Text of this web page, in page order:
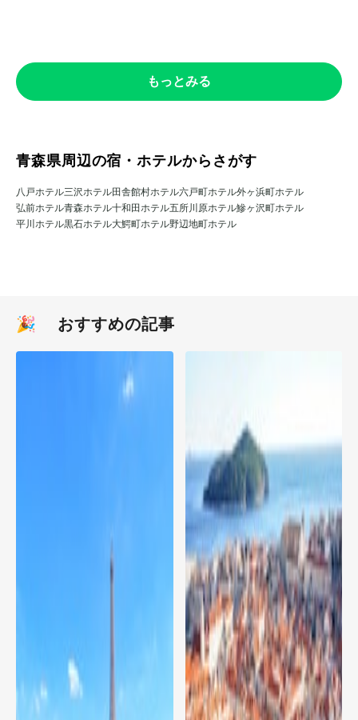
もっとみる
青森県周辺の宿・ホテルからさがす
八戸ホテル三沢ホテル田舎館村ホテル六戸町ホテル外ヶ浜町ホテル
弘前ホテル青森ホテル十和田ホテル五所川原ホテル鰺ヶ沢町ホテル
平川ホテル黒石ホテル大鰐町ホテル野辺地町ホテル
🎉 おすすめの記事